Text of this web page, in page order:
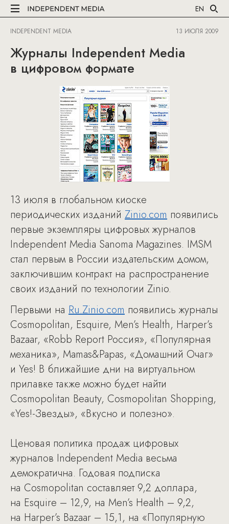
EN
INDEPENDENT MEDIA 13 ИЮЛЯ 2009
Журналы Independent Media
в цифровом формате
13 июля в глобальном киоске
периодических изданий Zinio.com появились
первые экземпляры цифровых журналов
Independent Media Sanoma Magazines. IMSM
стал первым в России издательским домом,
заключившим контракт на распространение
своих изданий по технологии Zinio.
Первыми на Ru.Zinio.com появились журналы
Cosmopolitan, Esquire, Men’s Health, Harper’s
Bazaar, «Robb Report Россия», «Популярная
механика», Mamas&Papas, «Домашний Очаг»
и Yes! В ближайшие дни на виртуальном
прилавке также можно будет найти
Cosmopolitan Beauty, Cosmopolitan Shopping,
«Yes!-Звезды», «Вкусно и полезно».
Ценовая политика продаж цифровых
журналов Independent Media весьма
демократична. Годовая подписка
на Cosmopolitan составляет 9,2 доллара,
на Esquire – 12,9, на Men’s Health – 9,2,
на Harper’s Bazaar – 15,1, на «Популярную